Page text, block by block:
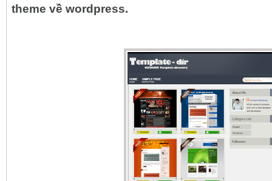
theme về wordpress.